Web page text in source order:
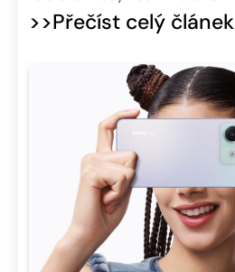
>>Přečíst celý článek